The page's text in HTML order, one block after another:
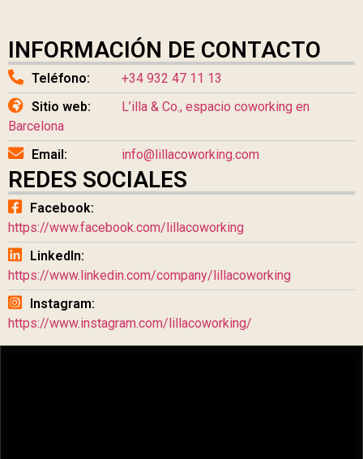
INFORMACIÓN DE CONTACTO
Teléfono:
+34 932 47 11 13
Sitio web:
L’illa & Co., espacio coworking en
Barcelona
Email:
info@lillacoworking.com
REDES SOCIALES
Facebook:
https://www.facebook.com/lillacoworking
LinkedIn:
https://www.linkedin.com/company/lillacoworking
Instagram:
https://www.instagram.com/lillacoworking/